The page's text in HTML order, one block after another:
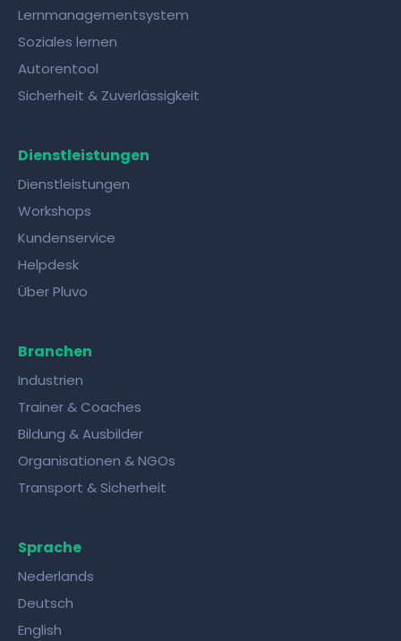
Lernmanagementsystem
Soziales lernen
Autorentool
Sicherheit & Zuverlässigkeit
Dienstleistungen
Dienstleistungen
Workshops
Kundenservice
Helpdesk
Über Pluvo
Branchen
Industrien
Trainer & Coaches
Bildung & Ausbilder
Organisationen & NGOs
Transport & Sicherheit
Sprache
Nederlands
Deutsch
English